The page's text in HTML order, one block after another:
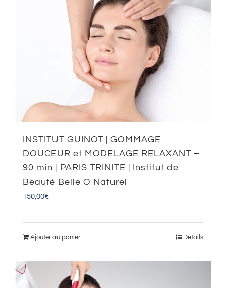
INSTITUT GUINOT | GOMMAGE
DOUCEUR et MODELAGE RELAXANT –
90 min | PARIS TRINITE | Institut de
Beauté Belle O Naturel
150,00€
Ajouter au panier Détails